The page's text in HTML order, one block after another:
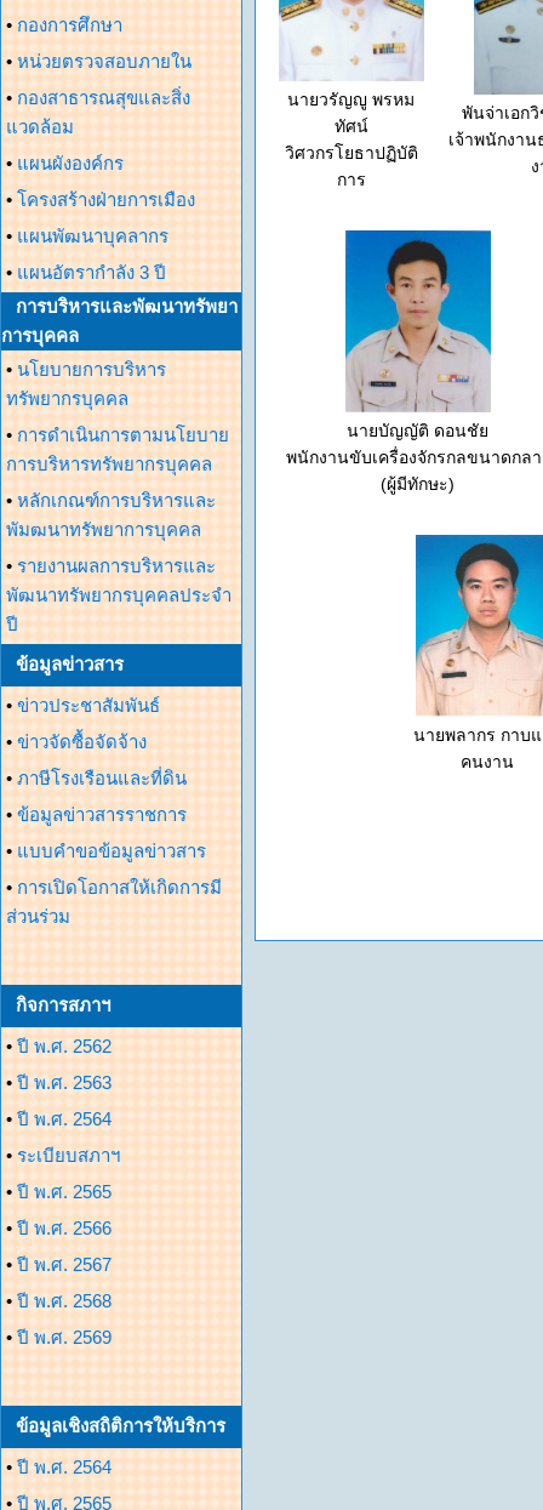
• กองการศึกษา
• หน่วยตรวจสอบภายใน
• กองสาธารณสุขและสิ่ง
แวดล้อม
• แผนผังองค์กร
• โครงสร้างฝ่ายการเมือง
• แผนพัฒนาบุคลากร
• แผนอัตรากำลัง 3 ปี
การบริหารและพัฒนาทรัพยา
การบุคคล
• นโยบายการบริหาร
ทรัพยากรบุคคล
• การดำเนินการตามนโยบาย
การบริหารทรัพยากรบุคคล
• หลักเกณฑ์การบริหารและ
พัมฒนาทรัพยาการบุคคล
• รายงานผลการบริหารและ
พัฒนาทรัพยากรบุคคลประจำ
ปี
ข้อมูลข่าวสาร
• ข่าวประชาสัมพันธ์
• ข่าวจัดซื้อจัดจ้าง
• ภาษีโรงเรือนและที่ดิน
• ข้อมูลข่าวสารราชการ
• แบบคำขอข้อมูลข่าวสาร
• การเปิดโอกาสให้เกิดการมี
ส่วนร่วม
กิจการสภาฯ
• ปี พ.ศ. 2562
• ปี พ.ศ. 2563
• ปี พ.ศ. 2564
• ระเบียบสภาฯ
• ปี พ.ศ. 2565
• ปี พ.ศ. 2566
• ปี พ.ศ. 2567
• ปี พ.ศ. 2568
• ปี พ.ศ. 2569
ข้อมูลเชิงสถิติการให้บริการ
• ปี พ.ศ. 2564
• ปี พ.ศ. 2565
นายวรัญญู พรหม
ทัศน์
วิศวกรโยธาปฏิบัติ
การ
พันจ่าเอก
เจ้าพนักงา
นายบัญญัติ ดอนชัย
พนักงานขับเครื่องจักรกลขนาดกล
(ผู้มีทักษะ)
นายพลากร กาบ
คนงาน